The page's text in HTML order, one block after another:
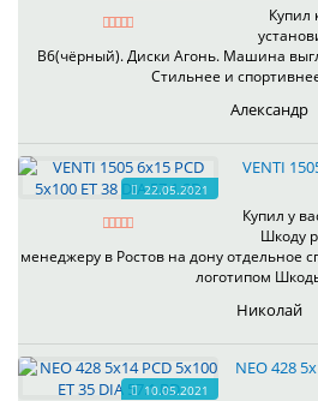
Купил
B6(чёрный). Диски Агонь. Машина
Стильнее и
Александр
22.05.2021
VENTI
Купил у
Шкоду
менеджеру в Ростов на дону отдельное
логотипом
Николай
10.05.2021
NEO 428